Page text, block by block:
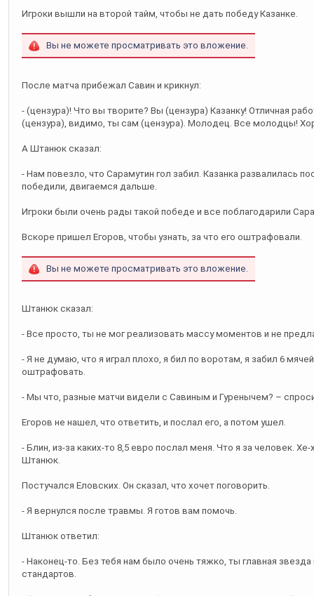
Игроки вышли на второй тайм, чтобы не дать победу Казанке.
Вы не можете просматривать это вложение.
После матча прибежал Савин и крикнул:
- (цензура)! Что вы творите? Вы (цензура) Казанку! Отличная
(цензура), видимо, ты сам (цензура). Молодец. Все молодцы!
А Штанюк сказал:
- Нам повезло, что Сарамутин гол забил. Казанка развалилась
победили, двигаемся дальше.
Игроки были очень рады такой победе и все поблагодарили
Вскоре пришел Егоров, чтобы узнать, за что его оштрафовали.
Вы не можете просматривать это вложение.
Штанюк сказал:
- Все просто, ты не мог реализовать массу моментов и не
- Я не думаю, что я играл плохо, я бил по воротам, я забил 6
оштрафовать.
- Мы что, разные матчи видели с Савиным и Гуренычем? –
Егоров не нашел, что ответить, и послал его, а потом ушел.
- Блин, из-за каких-то 8,5 евро послал меня. Что я за человек.
Штанюк.
Постучался Еловских. Он сказал, что хочет поговорить.
- Я вернулся после травмы. Я готов вам помочь.
Штанюк ответил:
- Наконец-то. Без тебя нам было очень тяжко, ты главная
стандартов.